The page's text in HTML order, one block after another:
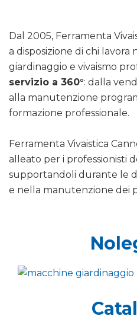
Dal 2005, Ferramenta
a disposizione di chi lavora
giardinaggio e vivaismo
servizio a 360°: dalla
alla manutenzione
formazione professionale.
Ferramenta Vivaistica
alleato per i professionisti
supportandoli durante le
e nella manutenzione dei